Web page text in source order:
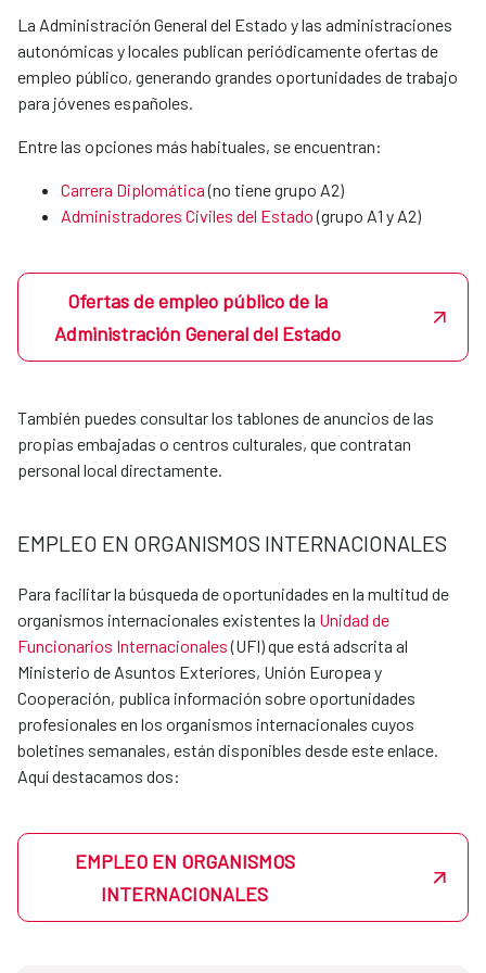
colaboradoras.
Xunta de Galicia
Fundación universitaria Las Palmas
Universidad Politécnica de Valencia
Podrás hacerlas tanto en la sede central en Madrid como en
En Madrid, si un estudiante quiere realizar prácticas en la
agencia, por sí mismo o a través de su coordinador de
prácticas mandará un correo a la Unidad de Apoyo de la
interesado en acoger al estudiante, se pondría en
formativa.
Las oficinas de cooperación en el exterior también
pueden acoger estudiantes en prácticas, y las
peticiones también se canalizarán a través de las
Unidades de apoyo de cada dirección.
Consulta por los requisitos y las plazas disponibles
escribiendo a becasmae@aecid.es. La AECID es un entorno
impacto global.
Actualmente disponemos de convenios con los siguientes
La Administración General del Estado y las administraciones
autonómicas y locales publican periódicamente ofertas de
empleo público, generando grandes oportunidades de trabajo
para jóvenes españoles.
Entre las opciones más habituales, se encuentran:
Carrera Diplomática(no tiene grupo A2)
Administradores Civiles del Estado(grupo A1 y A2)​​​​​​​
Ofertas de empleo público de la
Administración General del Estado
También puedes consultar los tablones de anuncios de las
propias embajadas o centros culturales, que contratan
personal local directamente.
EMPLEO EN ORGANISMOS INTERNACIONALES
Para facilitar la búsqueda de oportunidades en la multitud de
organismos internacionales existentes la Unidad de
Funcionarios Internacionales(UFI) que está adscrita al
Ministerio de Asuntos Exteriores, Unión Europea y
Cooperación, publica información sobre oportunidades
profesionales en los organismos internacionales cuyos
boletines semanales, están disponibles desde este enlace.
Aquí destacamos dos:
EMPLEO EN ORGANISMOS
INTERNACIONALES